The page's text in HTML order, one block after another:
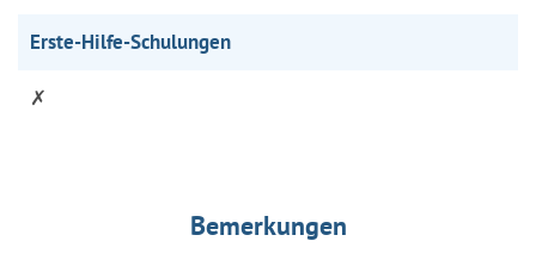
Erste-Hilfe-Schulungen
✗
Bemerkungen